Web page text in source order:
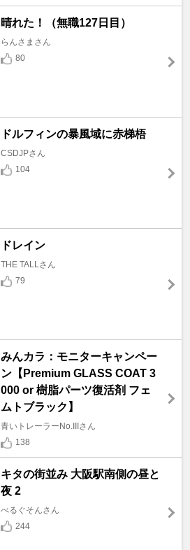
晴れた！（無職127日目）
らんさまさん
80
ドルフィンの暴風域に赤梯梧
CSDJPさん
104
ドレイン
THE TALLさん
79
みんカラ：モニターキャンペー
ン【Premium GLASS COAT 3
000 or 樹脂パーツ復活剤 フェ
ムトブラック】
青いトレーラーNo.IIIさん
138
キタの街並み 大阪駅南側の昼と
夜 2
べるぐそんさん
244